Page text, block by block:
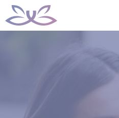
Aller
au